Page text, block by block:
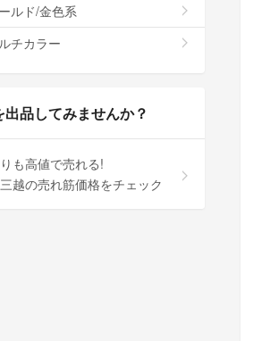
ルド/金色系
チカラー
出品してみませんか？
も高値で売れる!
越の売れ筋価格をチェック